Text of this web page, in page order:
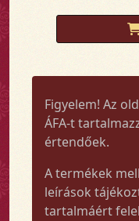
Figyelem! Az
ÁFA-t
értendőek.
A termékek
leírások
tartalmáért